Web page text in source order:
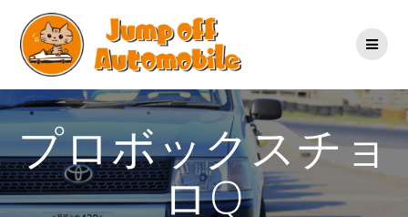
ン
テ
ン
ツ
へ
キ
ッ
プ
プロボックスチョ
ロQ